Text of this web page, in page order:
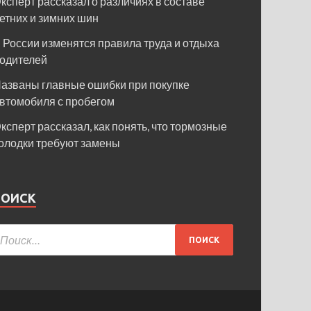
и зимних шин
России изменятся правила труда и отдыха
главные ошибки при покупке
с пробегом
рассказал, как понять, что тормозные
требуют замены